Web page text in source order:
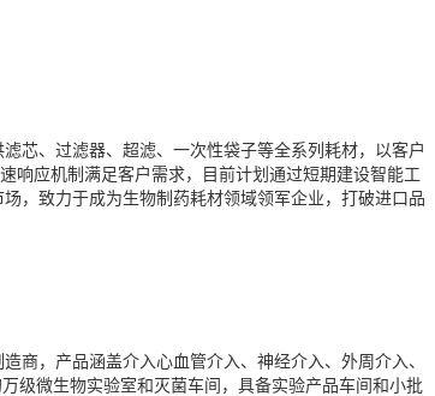
、过滤器、超滤、一次性袋子等全系列耗材，以客户
响应机制满足客户需求，目前计划通过短期建设智能工
，致力于成为生物制药耗材领域领军企业，打破进口品
商，产品涵盖介入心血管介入、神经介入、外周介入、
级微生物实验室和灭菌车间，具备实验产品车间和小批